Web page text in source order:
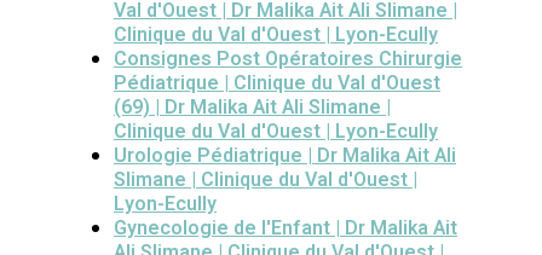
Val d'Ouest | Dr Malika Ait Ali Slimane |
Clinique du Val d'Ouest | Lyon-Ecully
Consignes Post Opératoires Chirurgie
Pédiatrique | Clinique du Val d'Ouest
(69) | Dr Malika Ait Ali Slimane |
Clinique du Val d'Ouest | Lyon-Ecully
Urologie Pédiatrique | Dr Malika Ait Ali
Slimane | Clinique du Val d'Ouest |
Lyon-Ecully
Gynecologie de l'Enfant | Dr Malika Ait